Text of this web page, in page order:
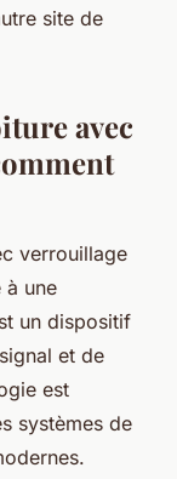
site de
avec
verrouillage
à une
un dispositif
et de
est
systèmes de